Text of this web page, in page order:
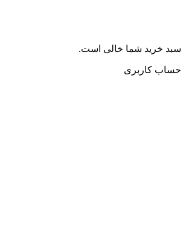
سبد خرید شما خالی است.
حساب کاربری